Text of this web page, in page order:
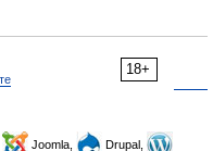
18+
Joomla, Drupal,